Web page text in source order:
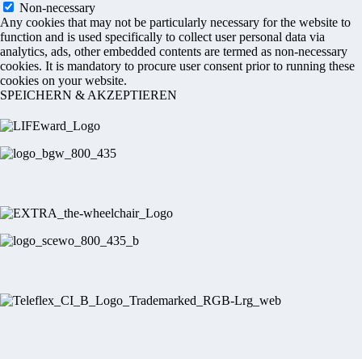
Non-necessary
Any cookies that may not be particularly necessary for the website to
function and is used specifically to collect user personal data via
analytics, ads, other embedded contents are termed as non-necessary
cookies. It is mandatory to procure user consent prior to running these
cookies on your website.
SPEICHERN & AKZEPTIEREN